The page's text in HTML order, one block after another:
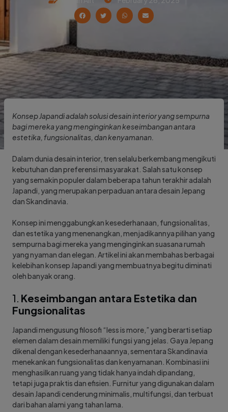
Konsep Japandi adalah solusi desain interior yang sempurna
bagi mereka yang menginginkan keseimbangan antara
estetika, fungsionalitas, dan kenyamanan.
Dalam dunia desain interior, tren selalu berkembang mengikuti
kebutuhan dan preferensi masyarakat. Salah satu konsep
yang semakin populer dalam beberapa tahun terakhir adalah
Japandi, yang merupakan perpaduan antara desain Jepang
dan Skandinavia.
Konsep ini menggabungkan kesederhanaan, fungsionalitas,
dan estetika yang menenangkan, menjadikannya pilihan yang
sempurna bagi mereka yang menginginkan suasana rumah
yang nyaman dan elegan. Artikel ini akan membahas berbagai
kelebihan konsep Japandi yang membuatnya begitu diminati
oleh banyak orang.
1. Keseimbangan antara Estetika dan
Fungsionalitas
Japandi mengusung filosofi “less is more,” yang berarti setiap
elemen dalam desain memiliki fungsi yang jelas. Gaya Jepang
dikenal dengan kesederhanaannya, sementara Skandinavia
menekankan fungsionalitas dan kenyamanan. Kombinasi ini
menghasilkan ruang yang tidak hanya indah dipandang,
tetapi juga praktis dan efisien. Furnitur yang digunakan dalam
desain Japandi cenderung minimalis, multifungsi, dan terbuat
dari bahan alami yang tahan lama.